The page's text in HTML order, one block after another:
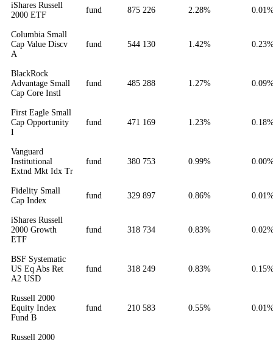
iShares Russell
2000 ETF
fund 875 226 2.28%
Columbia Small
Cap Value Discv
A
fund 544 130 1.42%
BlackRock
Advantage Small
Cap Core Instl
fund 485 288 1.27%
First Eagle Small
Cap Opportunity
I
fund 471 169 1.23%
Vanguard
Institutional
Extnd Mkt Idx Tr
fund 380 753 0.99%
Fidelity Small
Cap Index
fund 329 897 0.86%
iShares Russell
2000 Growth
ETF
fund 318 734 0.83%
BSF Systematic
US Eq Abs Ret
A2 USD
fund 318 249 0.83%
Russell 2000
Equity Index
Fund B
fund 210 583 0.55%
Russell 2000